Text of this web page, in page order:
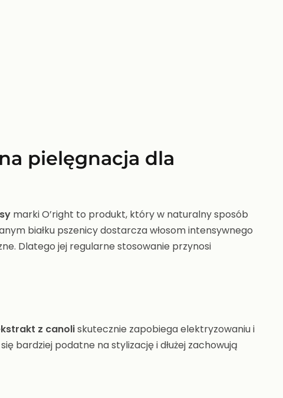
pielęgnacja dla
marki O’right to produkt, który w naturalny sposób
białku pszenicy dostarcza włosom intensywnego
Dlatego jej regularne stosowanie przynosi
z canoliskutecznie zapobiega elektryzowaniu i
bardziej podatne na stylizację i dłużej zachowują